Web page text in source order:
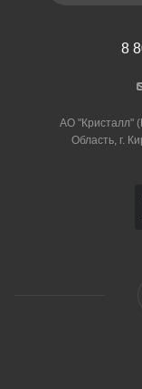
8
АО "Кристалл"
Область, г.